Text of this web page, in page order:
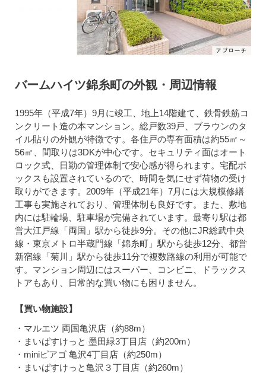
バームハイツ錦糸町の外観・周辺情報
1995年（平成7年）9月に竣工、地上14階建て、鉄骨鉄筋コ
ンクリート造の本マンション。総戸数39戸、ブラウンのタ
イル貼りの外観が特徴です。各住戸の専有面積は約55㎡～
56㎡、間取りは3DKが中心です。セキュリティ面はオート
ロック式、日勤の管理体制で安心感が得られます。宅配ボ
ックスも設置されているので、時間を気にせず荷物の受け
取りができます。 2009年（平成21年） 7月には大規模修繕
工事も実施されており、管理体制も良好です。また、敷地
内には駐輪場、駐車場が完備されています。最寄り駅は都
営大江戸線「両国」駅から徒歩9分。その他にJR総武中央
線・東京メトロ半蔵門線「錦糸町」駅から徒歩12分、都営
新宿線「菊川」駅から徒歩11分で複数路線の利用が可能で
す。マンション周辺にはスーパー、コンビニ、ドラックス
トアもあり、日常的な買い物にも困りません。
【買い物施設】
・マルエツ 両国亀沢店（約88m）
・まいばすけっと 墨田緑3丁目店（約200m）
・miniピアゴ 亀沢4丁目店（約250m）
・まいばすけっと亀沢３丁目店（約260m）